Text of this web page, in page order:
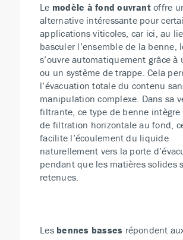
Le modèle à fond ouvrantoffre
alternative intéressante pour
applications viticoles, car ici, au
basculer l’ensemble de la benne,
s’ouvre automatiquement grâce à
ou un système de trappe. Cela
l’évacuation totale du contenu
manipulation complexe. Dans sa
filtrante, ce type de benne
de filtration horizontale au fond,
facilite l’écoulement du liquide
naturellement vers la porte
pendant que les matières solides
retenues.
Les bennes basses répondent